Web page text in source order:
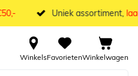
Uniek assortiment,
WinkelsFavorietenWinkelwagen